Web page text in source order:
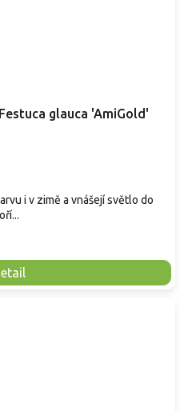
glauca 'AmiGold'
i v zimě a vnášejí světlo do